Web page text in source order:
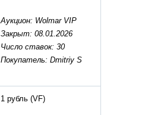
Аукцион: Wolmar VIP
Закрыт: 08.01.2026
Число ставок: 30
Покупатель: Dmitriy S
1 рубль (VF)